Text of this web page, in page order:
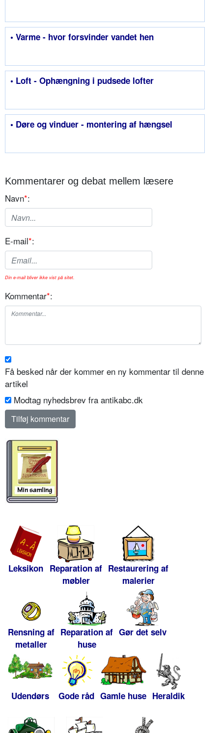
• Varme - hvor forsvinder vandet hen
• Loft - Ophængning i pudsede lofter
• Døre og vinduer - montering af hængsel
Kommentarer og debat mellem læsere
Navn*:
E-mail*:
Din e-mail bliver ikke vist på sitet.
Kommentar*:
Få besked når der kommer en ny kommentar til denne
artikel
Modtag nyhedsbrev fra antikabc.dk
Leksikon Reparation af
møbler
Restaurering af
malerier
Rensning af
metaller
Reparation af
huse
Gør det selv
Udendørs Gode råd Gamle huse Heraldik